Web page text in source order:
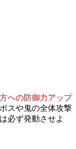
への防御力アップ
スや鬼の全体攻撃
必ず発動させよ